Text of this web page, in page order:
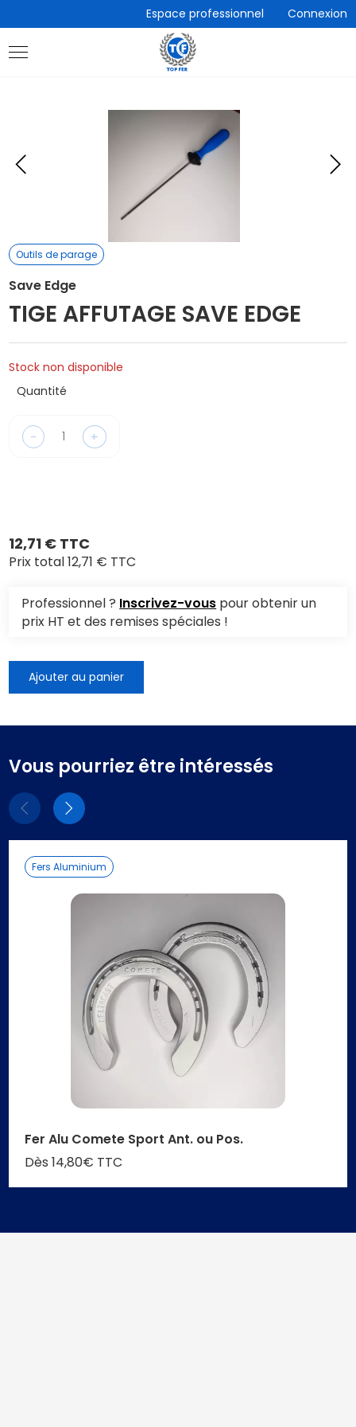
directement
au
contenu
Espace professionnel Connexion
précédent
Outils de parage
Save Edge
TIGE AFFUTAGE SAVE EDGE
Stock non disponible
Quantité
- +
12,71 € TTC
Prix total12,71 € TTC
Professionnel ? Inscrivez-vous pour obtenir un
prix HT et des remises spéciales !
Ajouter au panier
Vous pourriez être intéressés
ElémentsEléments
Fers Aluminium
Fer Alu Comete Sport Ant. ou Pos.
Dès 14,80€ TTC